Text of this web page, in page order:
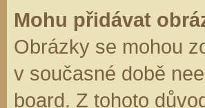
Mohu přidávat
Obrázky se mohou
v současné době
board. Z tohoto